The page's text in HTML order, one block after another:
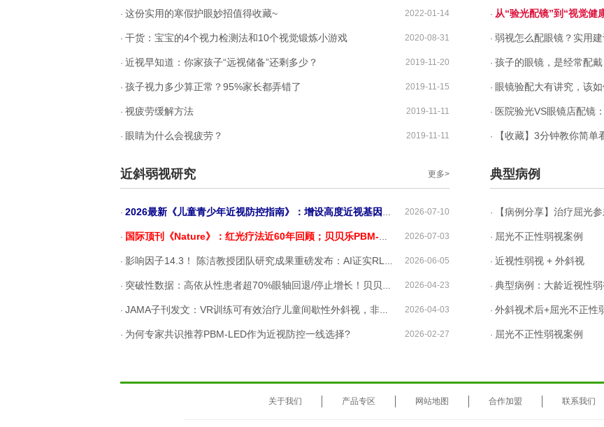
· 这份实用的寒假护眼妙招值得收藏~ 2022-01-14
· 干货：宝宝的4个视力检测法和10个视觉锻炼小游戏 2020-08-31
· 近视早知道：你家孩子“远视储备”还剩多少？ 2019-11-20
· 孩子视力多少算正常？95%家长都弄错了 2019-11-15
· 视疲劳缓解方法 2019-11-11
· 眼睛为什么会视疲劳？ 2019-11-11
· 从“验光配镜”到“视觉健康
· 弱视怎么配眼镜？实用
· 孩子的眼镜，是经常配
· 眼镜验配大有讲究，该
· 医院验光VS眼镜店配镜
· 【收藏】3分钟教你简单
近斜弱视研究 更多>
· 2026最新《儿童青少年近视防控指南》：增设高度近视基因干预与精准医疗，推荐红光作为近视防控手段！ 2026-07-10
· 国际顶刊《Nature》：红光疗法近60年回顾；贝贝乐PBM-LED交出近视防控的答卷 2026-07-03
· 影响因子14.3！ 陈洁教授团队研究成果重磅发布：AI证实RLRL红光治疗在四大近视干预中效果最强，可部分逆转近视进展！ 2026-06-05
· 突破性数据：高依从性患者超70%眼轴回退/停止增长！贝贝乐LED红光权威验证，开启近视防控新纪元 2026-04-23
· JAMA子刊发文：VR训练可有效治疗儿童间歇性外斜视，非手术新选择来了 2026-04-03
· 为何专家共识推荐PBM-LED作为近视防控一线选择? 2026-02-27
典型病例
· 【病例分享】治疗屈光
· 屈光不正性弱视案例
· 近视性弱视 + 外斜视
· 典型病例：大龄近视性
· 外斜视术后+屈光不正性
· 屈光不正性弱视案例
关于我们 产品专区 网站地图 合作加盟 联系我们